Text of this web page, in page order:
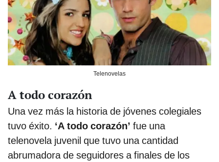
Telenovelas
A todo corazón
Una vez más la historia de jóvenes colegiales
tuvo éxito. ‘A todo corazón’ fue una
telenovela juvenil que tuvo una cantidad
abrumadora de seguidores a finales de los